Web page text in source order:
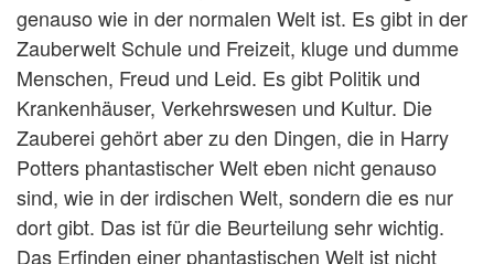
genauso wie in der normalen Welt ist. Es gibt in der
Zauberwelt Schule und Freizeit, kluge und dumme
Menschen, Freud und Leid. Es gibt Politik und
Krankenhäuser, Verkehrswesen und Kultur. Die
Zauberei gehört aber zu den Dingen, die in Harry
Potters phantastischer Welt eben nicht genauso
sind, wie in der irdischen Welt, sondern die es nur
dort gibt. Das ist für die Beurteilung sehr wichtig.
Das Erfinden einer phantastischen Welt ist nicht